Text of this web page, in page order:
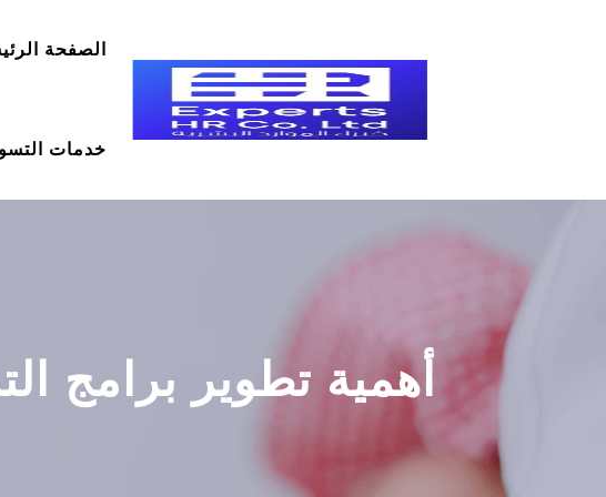
الصفحة
خدمات
أهمية تطوير برامج